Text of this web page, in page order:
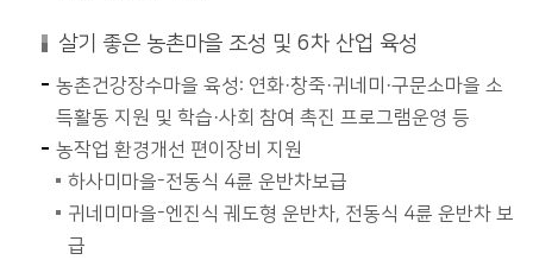
살기 좋은 농촌마을 조성 및 6차 산업 육성
농촌건강장수마을 육성: 연화·창죽·귀네미·구문소마을 소
득활동 지원 및 학습·사회 참여 촉진 프로그램운영 등
농작업 환경개선 편이장비 지원
하사미마을-전동식 4륜 운반차보급
귀네미마을-엔진식 궤도형 운반차, 전동식 4륜 운반차 보
급